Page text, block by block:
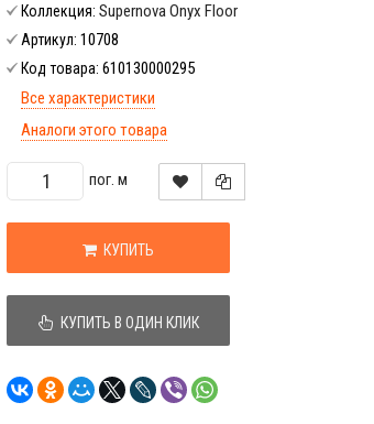
Коллекция: Supernova Onyx Floor
Артикул: 10708
Код товара: 610130000295
Все характеристики
Аналоги этого товара
пог. м
КУПИТЬ
КУПИТЬ В ОДИН КЛИК